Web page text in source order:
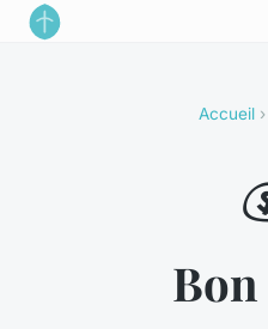
Accueil